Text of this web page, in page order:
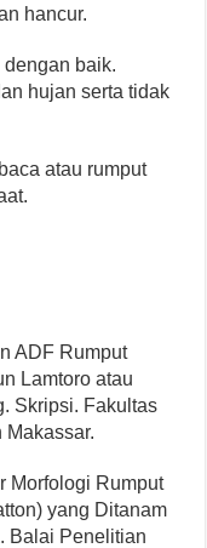
hancur.
baik.
hujan serta tidak
atau rumput
ADF Rumput
Lamtoro atau
Skripsi. Fakultas
Morfologi Rumput
yang Ditanam
Balai Penelitian